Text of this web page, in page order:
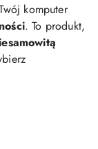
komputer
. To produkt,